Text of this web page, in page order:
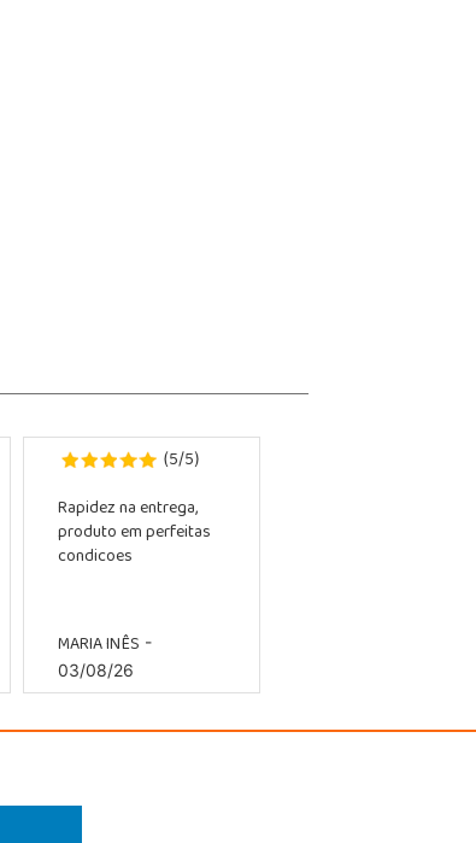
(5/5)
Rapidez na entrega,
produto em perfeitas
condicoes
MARIA INÊS -
03/08/26